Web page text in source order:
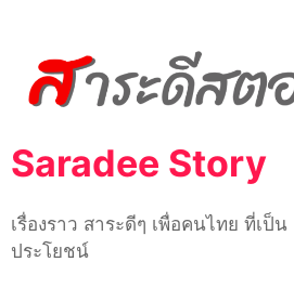
content
Saradee Story
เรื่องราว สาระดีๆ เพื่อคนไทย ที่เป็น
ประโยชน์